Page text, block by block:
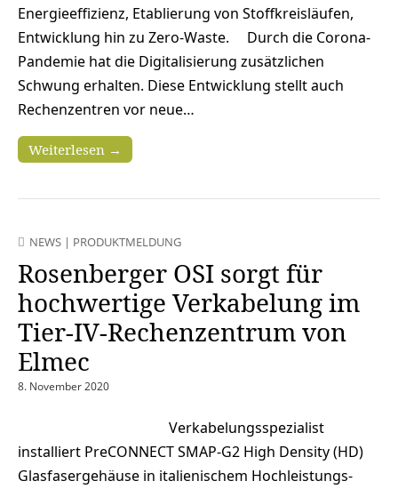
Energieeffizienz, Etablierung von Stoffkreisläufen,
Entwicklung hin zu Zero-Waste. Durch die Corona-
Pandemie hat die Digitalisierung zusätzlichen
Schwung erhalten. Diese Entwicklung stellt auch
Rechenzentren vor neue…
Weiterlesen →
NEWS | PRODUKTMELDUNG
Rosenberger OSI sorgt für
hochwertige Verkabelung im
Tier-IV-Rechenzentrum von
Elmec
8. November 2020
Verkabelungsspezialist
installiert PreCONNECT SMAP-G2 High Density (HD)
Glasfasergehäuse in italienischem Hochleistungs-